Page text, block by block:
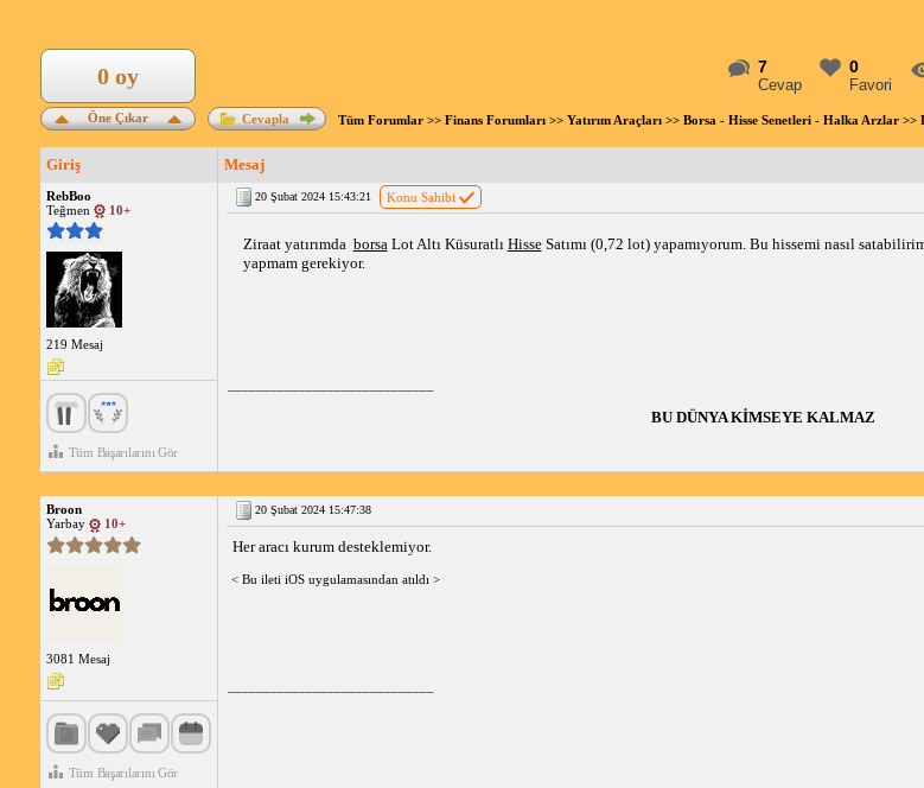
7
Cevap
0
Favori
Öne Çıkar
0 oy
Cevapla Tüm Forumlar>> Finans Forumları>> Yatırım Araçları>> Borsa - Hisse Senetleri - Halka Arzlar>>
Giriş Mesaj
RebBoo
Teğmen
10+
219 Mesaj
Tüm Başarılarını Gör
20 Şubat 2024 15:43:21 Konu Sahibi
Ziraat yatırımda borsa Lot Altı Küsuratlı Hisse Satımı (0,72 lot) yapamıyorum. Bu hissemi nasıl
yapmam gerekiyor.
BU DÜNYA KİMSEYE KALMAZ
Broon
Yarbay
10+
3081 Mesaj
Tüm Başarılarını Gör
20 Şubat 2024 15:47:38
Her aracı kurum desteklemiyor.
< Bu ileti iOS uygulamasından atıldı >